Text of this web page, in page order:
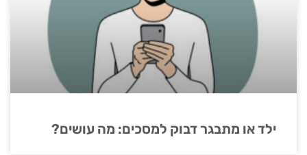
ילד או מתבגר דבוק למסכים: מה עושים?